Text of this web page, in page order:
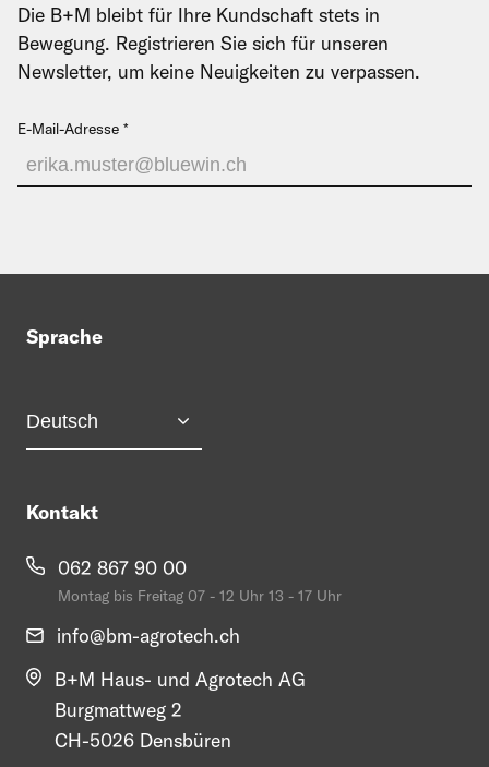
Die B+M bleibt für Ihre Kundschaft stets in
Bewegung. Registrieren Sie sich für unseren
Newsletter, um keine Neuigkeiten zu verpassen.
E-Mail-Adresse
Sprache
Kontakt
062 867 90 00
Montag bis Freitag 07 - 12 Uhr 13 - 17 Uhr
info@bm-agrotech.ch
B+M Haus- und Agrotech AG
Burgmattweg 2
CH-5026 Densbüren